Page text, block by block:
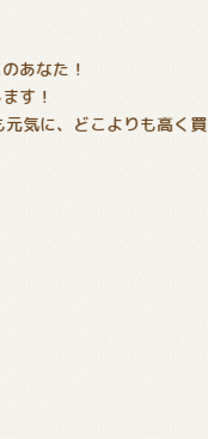
あなた！
す！
気に、どこよりも高く買